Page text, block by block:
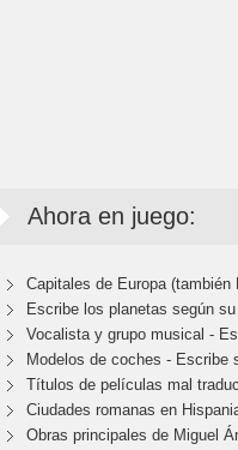
Ahora en juego:
Capitales de Europa (también
Escribe los planetas según
Vocalista y grupo musical -
Modelos de coches - Escribe
Títulos de películas mal
Ciudades romanas en
Obras principales de Miguel